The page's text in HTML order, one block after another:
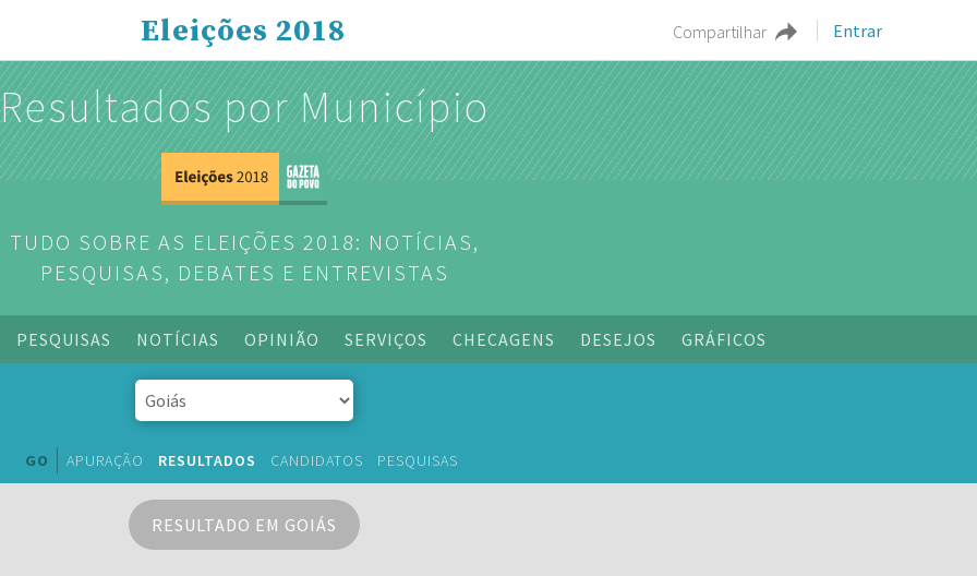
Compartilhar Entrar
Eleições 2018
Resultados por Município
TUDO SOBRE AS ELEIÇÕES 2018: NOTÍCIAS,
PESQUISAS, DEBATES E ENTREVISTAS
PESQUISAS NOTÍCIAS OPINIÃO SERVIÇOS CHECAGENS DESEJOS GRÁFICOS
GO APURAÇÃO RESULTADOS CANDIDATOS PESQUISAS
RESULTADO EM GOIÁS